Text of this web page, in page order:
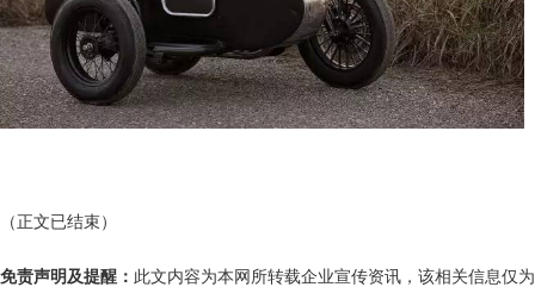
（正文已结束）
免责声明及提醒： 此文内容为本网所转载企业宣传资讯，该相关信息仅为